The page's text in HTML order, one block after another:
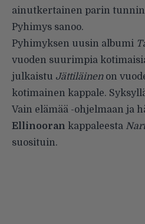
ainutkertainen parin tunnin
Pyhimys sanoo.
Pyhimyksen uusin albumi
vuoden suurimpia
julkaistu Jättiläinenon
kotimainen kappale.
Vain elämää -ohjelmaan ja
Ellinooran kappaleesta
suosituin.